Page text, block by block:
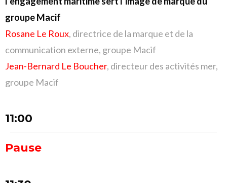
groupe Macif
Rosane Le Roux, directrice de la marque et de la
communication externe, groupe Macif
Jean-Bernard Le Boucher, directeur des activités mer,
groupe Macif
11:00
Pause